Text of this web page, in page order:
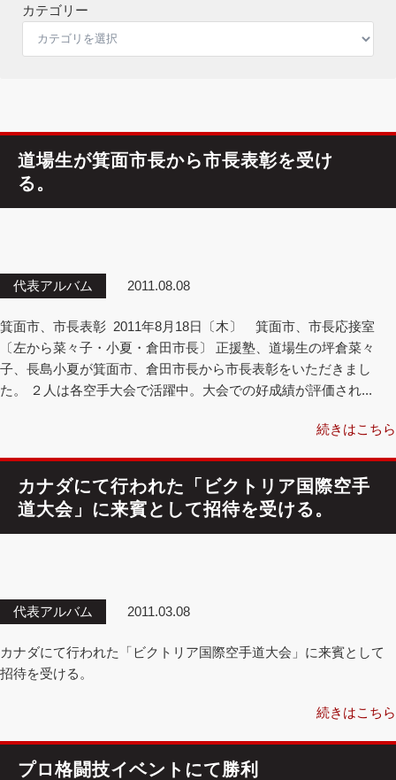
カテゴリー
道場生が箕面市長から市長表彰を受け
る。
代表アルバム 2011.08.08
箕面市、市長表彰 2011年8月18日〔木〕 箕面市、市長応接室
〔左から菜々子・小夏・倉田市長〕 正援塾、道場生の坪倉菜々
子、長島小夏が箕面市、倉田市長から市長表彰をいただきまし
た。 ２人は各空手大会で活躍中。大会での好成績が評価され...
続きはこちら
カナダにて行われた「ビクトリア国際空手
道大会」に来賓として招待を受ける。
代表アルバム 2011.03.08
カナダにて行われた「ビクトリア国際空手道大会」に来賓として
招待を受ける。
続きはこちら
プロ格闘技イベントにて勝利